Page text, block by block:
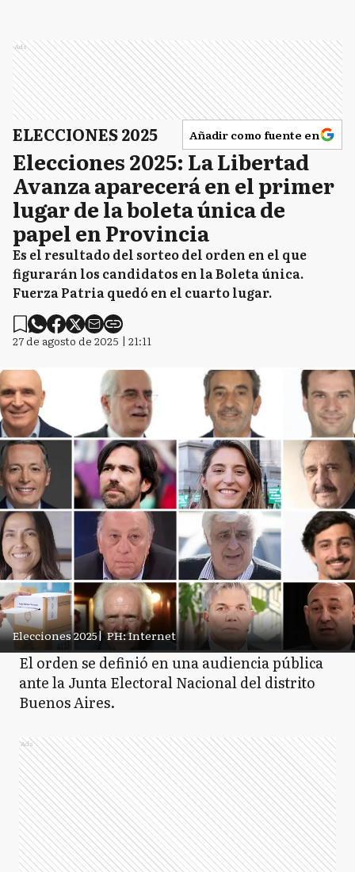
Ads
ELECCIONES 2025 Añadir como fuente en
Elecciones 2025: La Libertad
Avanza aparecerá en el primer
lugar de la boleta única de
papel en Provincia
Es el resultado del sorteo del orden en el que
figurarán los candidatos en la Boleta única.
Fuerza Patria quedó en el cuarto lugar.
27 de agosto de 2025 | 21:11
Elecciones 2025| PH: Internet
El orden se definió en una audiencia pública
ante la Junta Electoral Nacional del distrito
Buenos Aires.
Ads